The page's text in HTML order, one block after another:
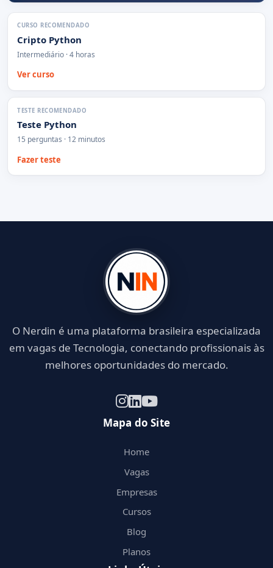
CURSO RECOMENDADO
Cripto Python
Intermediário · 4 horas
Ver curso
TESTE RECOMENDADO
Teste Python
15 perguntas · 12 minutos
Fazer teste
O Nerdin é uma plataforma brasileira especializada
em vagas de Tecnologia, conectando profissionais às
melhores oportunidades do mercado.
Mapa do Site
Home
Vagas
Empresas
Cursos
Blog
Planos